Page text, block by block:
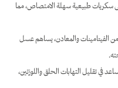
طبيعية سهلة الامتصاص، مما
الفيتامينات والمعادن، يساهم عسل
في تقليل التهابات الحلق واللوزتين،